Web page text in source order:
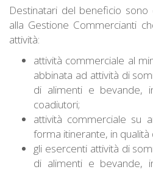
Destinatari del beneficio sono
alla Gestione Commercianti
attività:
attività commerciale al
abbinata ad attività di
di alimenti e bevande,
coadiutori;
attività commerciale su
forma itinerante, in
gli esercenti attività di
di alimenti e bevande,